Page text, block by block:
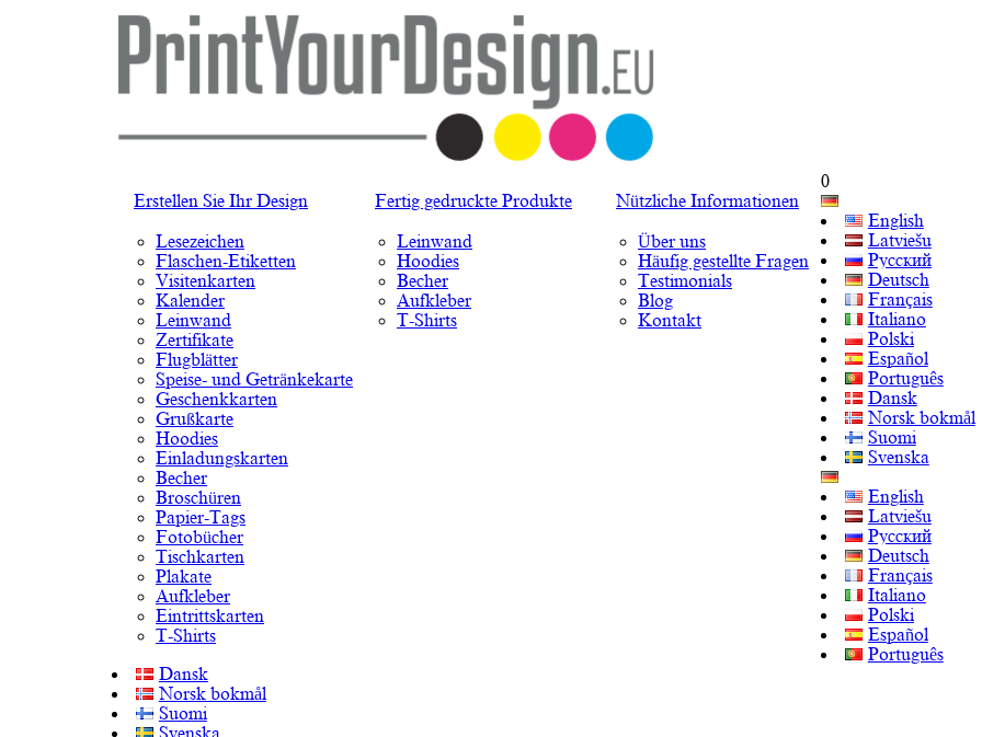
Erstellen Sie Ihr Design
Lesezeichen
Flaschen-Etiketten
Visitenkarten
Kalender
Leinwand
Zertifikate
Flugblätter
Speise- und Getränkekarte
Geschenkkarten
Grußkarte
Hoodies
Einladungskarten
Becher
Broschüren
Papier-Tags
Fotobücher
Tischkarten
Plakate
Aufkleber
Eintrittskarten
T-Shirts
Fertig gedruckte Produkte
Leinwand
Hoodies
Becher
Aufkleber
T-Shirts
Nützliche Informationen
Über uns
Häufig gestellte Fragen
Testimonials
Blog
Kontakt
0
English
Latviešu
Русский
Deutsch
Français
Italiano
Polski
Español
Português
Dansk
Norsk bokmål
Suomi
Svenska
English
Latviešu
Русский
Deutsch
Français
Italiano
Polski
Español
Português
Dansk
Norsk bokmål
Suomi